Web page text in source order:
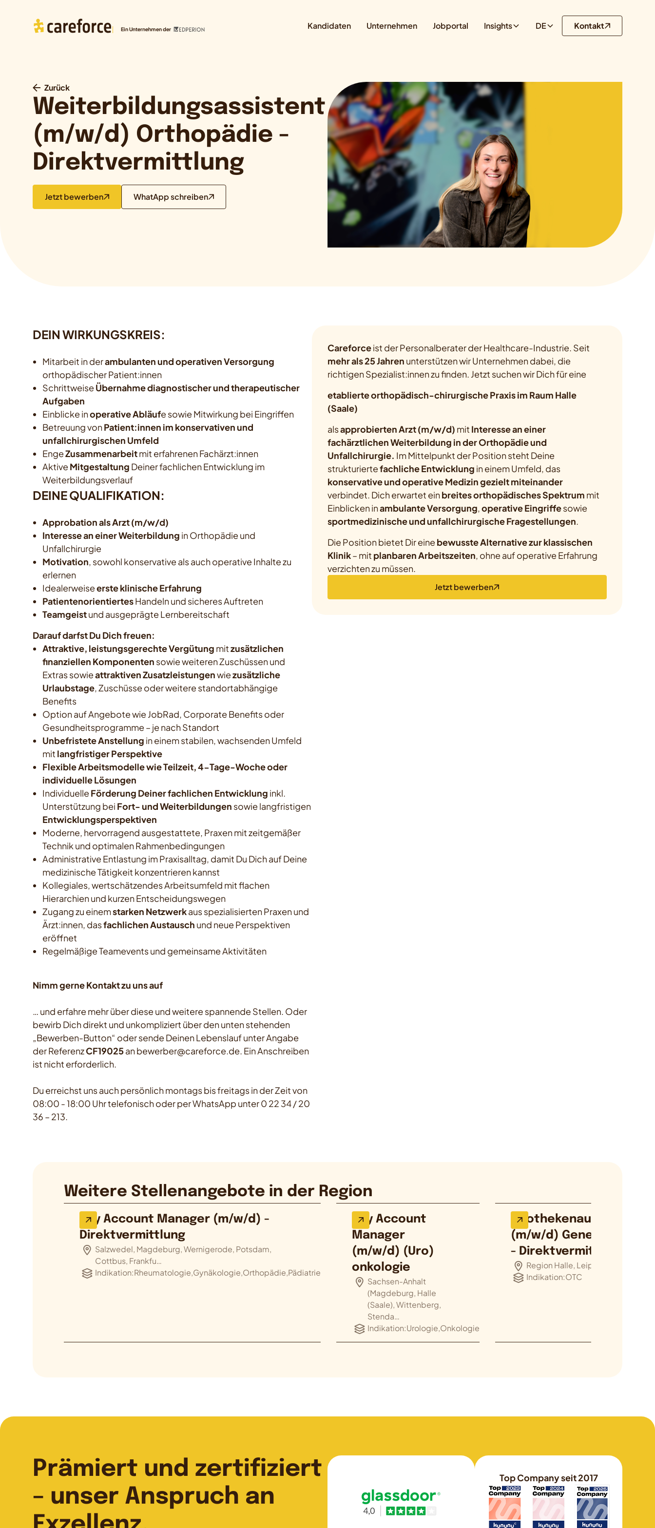
Ein Unternehmen der Kandidaten Unternehmen Jobportal Insights DE Kontakt
Zurück
Weiterbildungsassistent
(m/w/d) Orthopädie -
Direktvermittlung
Jetzt bewerben WhatApp schreiben
Careforceist der Personalberater der Healthcare-Industrie. Seit
mehr als 25 Jahren unterstützen wir Unternehmen dabei, die
richtigen Spezialist:innen zu finden. Jetzt suchen wir Dich für eine
etablierte orthopädisch-chirurgische Praxis im Raum Halle
(Saale)
alsapprobierten Arzt (m/w/d) mit Interesse an einer
fachärztlichen Weiterbildung in der Orthopädie und
Unfallchirurgie. Im Mittelpunkt der Position steht Deine
strukturiertefachliche Entwicklung in einem Umfeld, das
konservative und operative Medizin gezielt miteinander
verbindet. Dich erwartet einbreites orthopädisches Spektrum mit
Einblicken inambulante Versorgung,operative Eingriffesowie
sportmedizinische und unfallchirurgische Fragestellungen.
Die Position bietet Dir eine bewusste Alternative zur klassischen
Klinik– mit planbaren Arbeitszeiten, ohne auf operative Erfahrung
verzichten zu müssen.
Jetzt bewerben
DEIN WIRKUNGSKREIS:
Mitarbeit in derambulanten und operativen Versorgung
orthopädischer Patient:innen
Schrittweise Übernahme diagnostischer und therapeutischer
Aufgaben
Einblicke inoperative Abläufe sowie Mitwirkung bei Eingriffen
Betreuung vonPatient:innen im konservativen und
unfallchirurgischen Umfeld
EngeZusammenarbeitmit erfahrenen Fachärzt:innen
Aktive Mitgestaltung Deiner fachlichen Entwicklung im
Weiterbildungsverlauf
DEINE QUALIFIKATION:
Approbation als Arzt (m/w/d)
Interesse an einer Weiterbildung in Orthopädie und
Unfallchirurgie
Motivation, sowohl konservative als auch operative Inhalte zu
erlernen
Idealerweiseerste klinische Erfahrung
PatientenorientiertesHandeln und sicheres Auftreten
Teamgeistund ausgeprägte Lernbereitschaft
Darauf darfst Du Dich freuen:
Attraktive, leistungsgerechte Vergütung mitzusätzlichen
finanziellen Komponenten sowie weiteren Zuschüssen und
Extras sowieattraktiven Zusatzleistungenwiezusätzliche
Urlaubstage, Zuschüsse oder weitere standortabhängige
Benefits
Option auf Angebote wie JobRad, Corporate Benefits oder
Gesundheitsprogramme – je nach Standort
Unbefristete Anstellung in einem stabilen, wachsenden Umfeld
mit langfristiger Perspektive
Flexible Arbeitsmodelle wie Teilzeit, 4-Tage-Woche oder
individuelle Lösungen
Individuelle Förderung Deiner fachlichen Entwicklung inkl.
Unterstützung bei Fort- und Weiterbildungen sowie langfristigen
Entwicklungsperspektiven
Moderne, hervorragend ausgestattete, Praxen mit zeitgemäßer
Technik und optimalen Rahmenbedingungen
Administrative Entlastung im Praxisalltag, damit Du Dich auf Deine
medizinische Tätigkeit konzentrieren kannst
Kollegiales, wertschätzendes Arbeitsumfeld mit flachen
Hierarchien und kurzen Entscheidungswegen
Zugang zu einemstarken Netzwerkaus spezialisierten Praxen und
Ärzt:innen, dasfachlichen Austausch und neue Perspektiven
eröffnet
Regelmäßige Teamevents und gemeinsame Aktivitäten
Nimm gerne Kontakt zu uns auf
… und erfahre mehr über diese und weitere spannende Stellen. Oder
bewirb Dich direkt und unkompliziert über den unten stehenden
„Bewerben-Button“ oder sende Deinen Lebenslauf unter Angabe
der ReferenzCF19025 an bewerber@careforce.de. Ein Anschreiben
ist nicht erforderlich.
Du erreichst uns auch persönlich montags bis freitags in der Zeit von
08:00 - 18:00 Uhr telefonisch oder per WhatsApp unter 0 22 34 / 20
36 – 213.
Weitere Stellenangebote in der Region
Key Account Manager (m/w/d) -
Direktvermittlung
Salzwedel, Magdeburg, Wernigerode, Potsdam,
Cottbus, Frankfu…
Indikation:Rheumatologie,Gynäkologie,Orthopädie,Pädiatrie
Key Account
Manager
(m/w/d) (Uro)
onkologie
Sachsen-Anhalt
(Magdeburg, Halle
(Saale), Wittenberg,
Stenda…
Indikation:Urologie,Onkologie
Apothekenaußendienst
(m/w/d) Generika, OTC
- Direktvermittlu…
Region Halle, Leipzig, Dresden
Indikation:OTC
Prämiert und zertifiziert
– unser Anspruch an
Top Company seit 2017